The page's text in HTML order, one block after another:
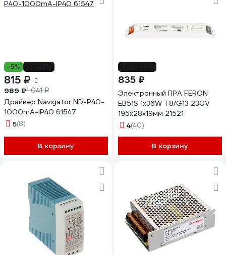
-5%
815 ₽
989 ₽1 041 ₽
Драйвер Navigator ND-P40-
1000mA-IP40 61547
5(8)
В корзину
835 ₽
Электронный ПРА FERON
EB51S 1х36W T8/G13 230V
195х28х19мм 21521
4(40)
В корзину